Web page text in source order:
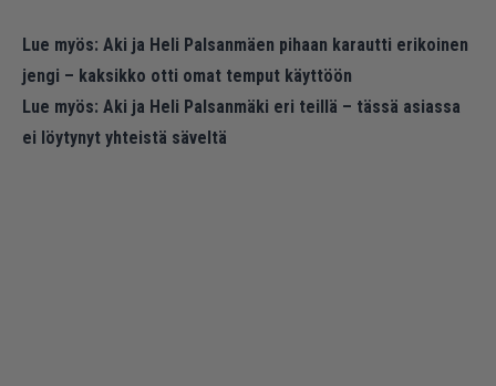
Lue myös: Aki ja Heli Palsanmäen pihaan karautti erikoinen
jengi – kaksikko otti omat temput käyttöön
Lue myös: Aki ja Heli Palsanmäki eri teillä – tässä asiassa
ei löytynyt yhteistä säveltä